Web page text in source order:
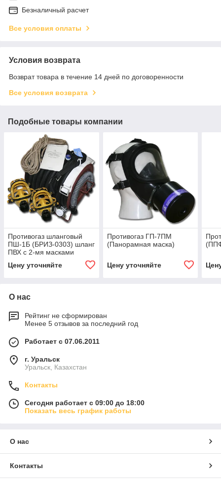
Безналичный расчет
Все условия оплаты
Условия возврата
Возврат товара в течение 14 дней по договоренности
Все условия возврата
Подобные товары компании
Противогаз шланговый
ПШ-1Б (БРИЗ-0303) шланг
ПВХ с 2-мя масками
Цену уточняйте
Противогаз ГП-7ПМ
(Панорамная маска)
Цену уточняйте
О нас
Рейтинг не сформирован
Менее 5 отзывов за последний год
Работает с 07.06.2011
г. Уральск
Уральск, Казахстан
Контакты
Сегодня работает с 09:00 до 18:00
Показать весь график работы
О нас
Контакты